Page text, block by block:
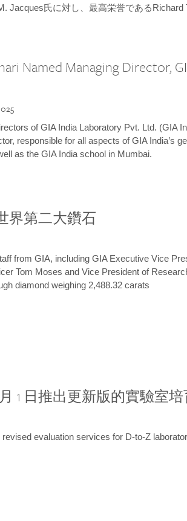
Jacques氏に対し、最高栄誉であるRichard
Named Managing Director,
of GIA India Laboratory Pvt. Ltd. (GIA
responsible for all aspects of GIA India’s
as the GIA India school in Mumbai.
界第二大鑽石
from GIA, including GIA Executive Vice
Tom Moses and Vice President of
diamond weighing 2,488.32 carats
月 1 日推出更新版的實驗室
revised evaluation services for D-to-Z